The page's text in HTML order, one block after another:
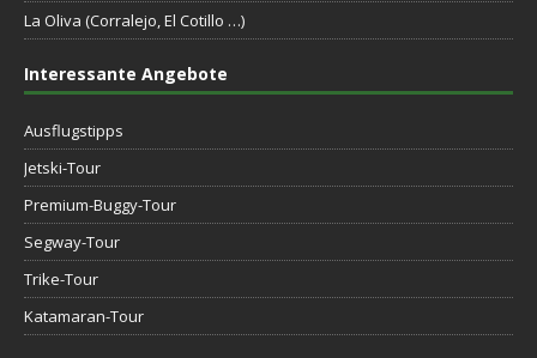
La Oliva (Corralejo, El Cotillo …)
Interessante Angebote
Ausflugstipps
Jetski-Tour
Premium-Buggy-Tour
Segway-Tour
Trike-Tour
Katamaran-Tour